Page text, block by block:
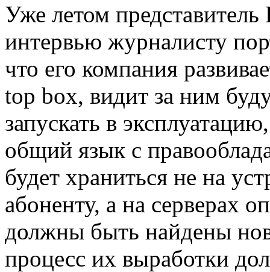
Уже летом
интервью журналисту
что его компания
top box, видит за ним
запускать в
общий язык с
будет храниться не на
абоненту, а на серверах
должны быть найдены
процесс их выработки